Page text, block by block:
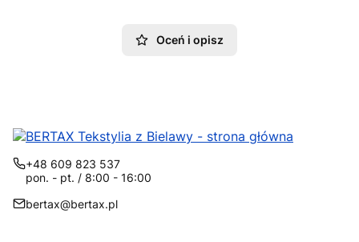
Oceń i opisz
+48 609 823 537
pon. - pt. / 8:00 - 16:00
bertax@bertax.pl